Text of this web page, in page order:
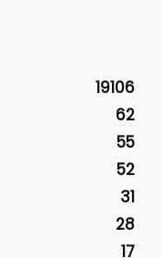
19106
62
55
52
31
28
17